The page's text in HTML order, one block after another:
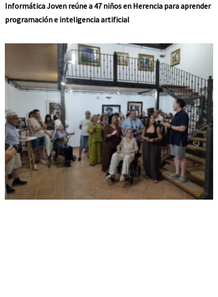
Informática Joven reúne a 47 niños en Herencia para aprender
programación e inteligencia artificial